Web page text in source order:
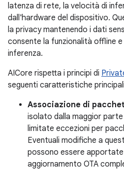
latenza di rete, la velocità di
dall'hardware del dispositivo.
la privacy mantenendo i dati
consente la funzionalità offline
inferenza.
AICore rispetta i principi di
seguenti caratteristiche
Associazione di
isolato dalla maggior
limitate eccezioni per
Eventuali modifiche a
possono essere
aggiornamento OTA